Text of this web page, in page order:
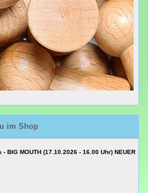
im Shop
BIG MOUTH (17.10.2026 - 16.00 Uhr) NEUER